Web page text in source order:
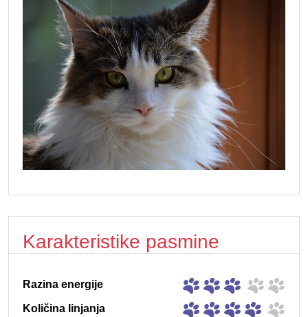
Karakteristike pasmine
Razina energije
Količina linjanja